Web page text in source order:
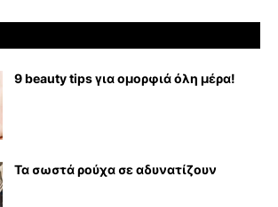
9 beauty tips για ομορφιά όλη μέρα!
Τα σωστά ρούχα σε αδυνατίζουν